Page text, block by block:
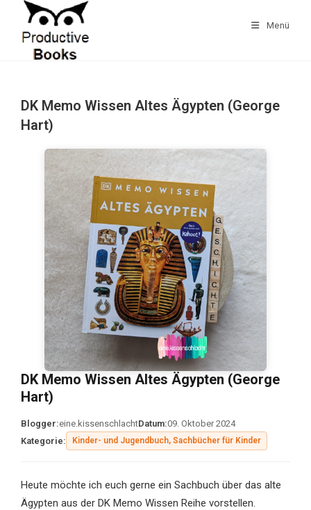
springen
Menü
DK Memo Wissen Altes Ägypten (George
Hart)
DK Memo Wissen Altes Ägypten (George
Hart)
Blogger:eine.kissenschlachtDatum:09. Oktober 2024
Kategorie:
Kinder- und Jugendbuch, Sachbücher für Kinder
Heute möchte ich euch gerne ein Sachbuch über das alte
Ägypten aus der DK Memo Wissen Reihe vorstellen.